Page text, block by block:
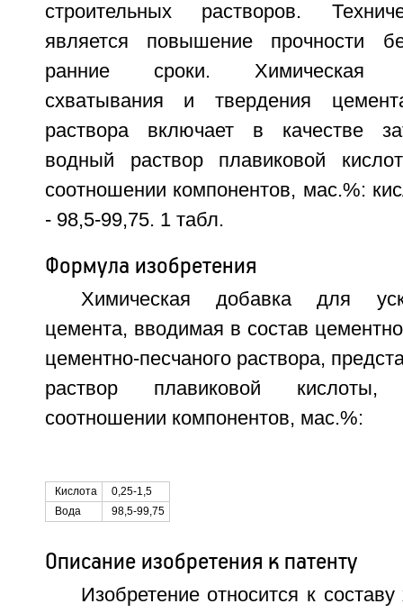
строительных растворов.
является повышение прочности
ранние сроки. Химическая
схватывания и твердения
раствора включает в качестве
водный раствор плавиковой
соотношении компонентов, мас.%:
- 98,5-99,75. 1 табл.
Формула изобретения
Химическая добавка для
цемента, вводимая в состав
цементно-песчаного раствора,
раствор плавиковой
соотношении компонентов, мас.%:
Кислота
0,25-1,5
Вода
98,5-99,75
Описание изобретения к патенту
Изобретение относится к